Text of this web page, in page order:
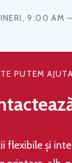
9:00 AM
TE PUTEM
flexibile şi